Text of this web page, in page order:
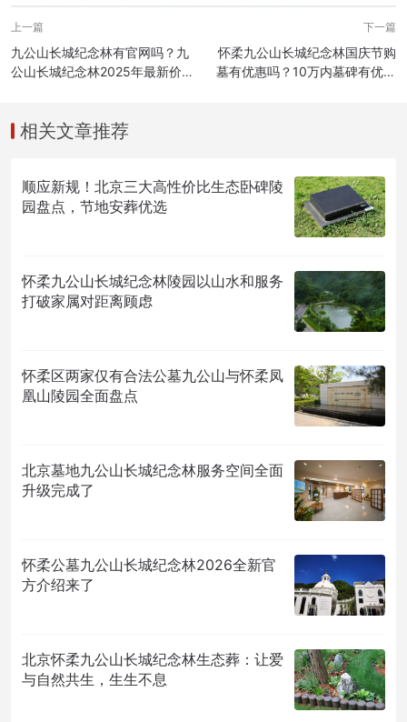
上一篇
九公山长城纪念林有官网吗？九
公山长城纪念林2025年最新价格
下一篇
怀柔九公山长城纪念林国庆节购
墓有优惠吗？10万内墓碑有优惠
相关文章推荐
顺应新规！北京三大高性价比生态卧碑陵
园盘点，节地安葬优选
怀柔九公山长城纪念林陵园以山水和服务
打破家属对距离顾虑
怀柔区两家仅有合法公墓九公山与怀柔凤
凰山陵园全面盘点
北京墓地九公山长城纪念林服务空间全面
升级完成了
怀柔公墓九公山长城纪念林2026全新官
方介绍来了
北京怀柔九公山长城纪念林生态葬：让爱
与自然共生，生生不息